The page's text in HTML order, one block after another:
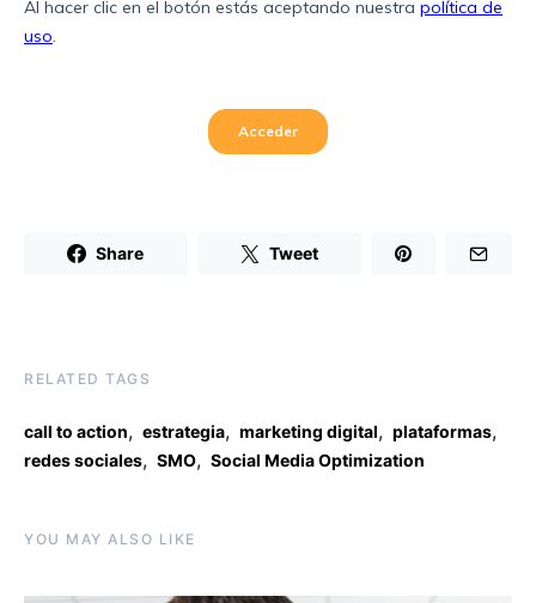
Share Tweet
RELATED TAGS
call to action, estrategia, marketing digital, plataformas,
redes sociales, SMO, Social Media Optimization
YOU MAY ALSO LIKE